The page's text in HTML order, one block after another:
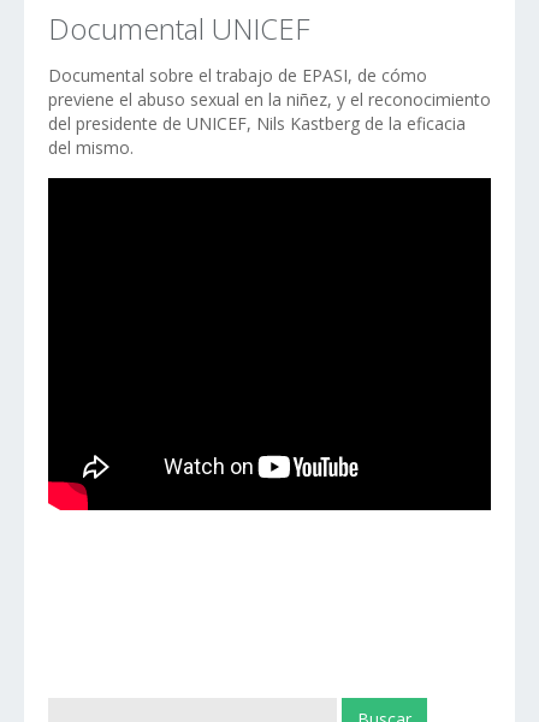
Documental UNICEF
Documental sobre el trabajo de EPASI, de cómo
previene el abuso sexual en la niñez, y el reconocimiento
del presidente de UNICEF, Nils Kastberg de la eficacia
del mismo.